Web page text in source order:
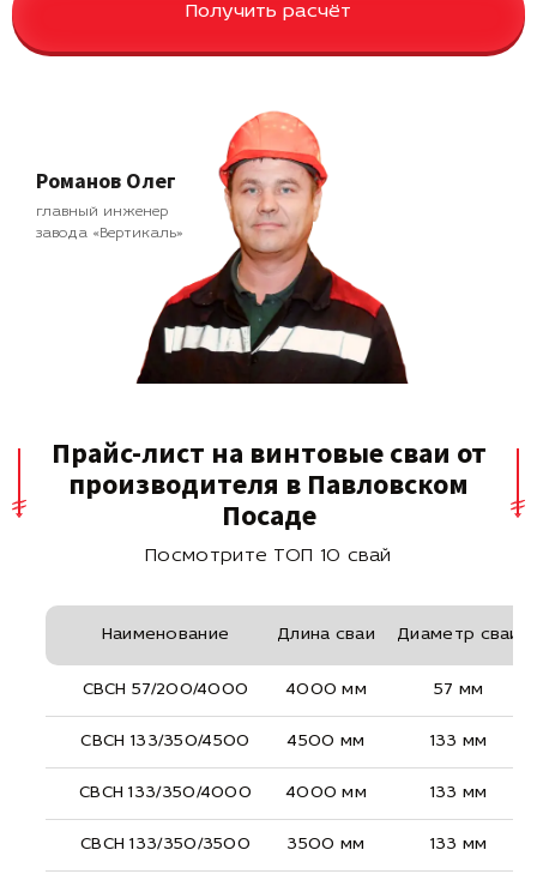
Получить расчёт
Романов Олег
главный инженер
завода «Вертикаль»
Прайс-лист на винтовые сваи от
производителя в Павловском
Посаде
Посмотрите ТОП 10 свай
Наименование Длина сваи Диаметр сваи
СВСН 57/200/4000 4000 мм 57 мм
СВСН 133/350/4500 4500 мм 133 мм
СВСН 133/350/4000 4000 мм 133 мм
СВСН 133/350/3500 3500 мм 133 мм